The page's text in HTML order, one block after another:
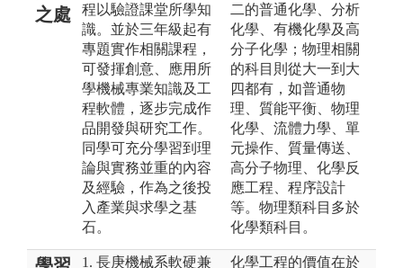
之處
程以驗證課堂所學知
識。並於三年級起有
專題實作相關課程，
可發揮創意、應用所
學機械專業知識及工
程軟體，逐步完成作
品開發與研究工作。
同學可充分學習到理
論與實務並重的內容
及經驗，作為之後投
入產業與求學之基
石。
二的普通化學、分析
化學、有機化學及高
分子化學；物理相關
的科目則從大一到大
四都有，如普通物
理、質能平衡、物理
化學、流體力學、單
元操作、質量傳送、
高分子物理、化學反
應工程、程序設計
等。物理類科目多於
化學類科目。
1. 長庚機械系軟硬兼
化學工程的價值在於